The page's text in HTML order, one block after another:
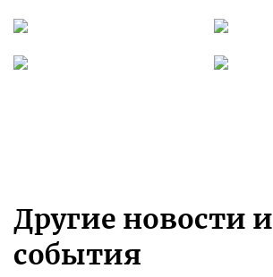
Другие новости и
события